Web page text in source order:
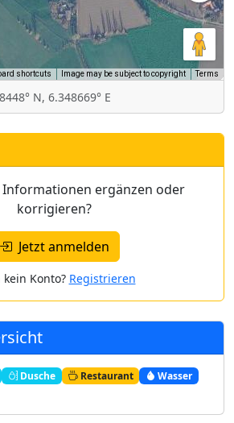
shortcuts Image may be subject to copyright Terms
N, 6.348669° E
Informationen ergänzen oder
korrigieren?
Jetzt anmelden
kein Konto? Registrieren
Dusche Restaurant
Wasser